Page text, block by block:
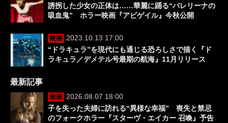
誘拐した少女の正体は……華麗に踊る“バレリーナの
吸血鬼” ホラー映画『アビゲイル』今秋公開
映画
2023.10.13 17:00
“ドラキュラ”を現代にも通じる恐ろしさで描く『ド
ラキュラ／デメテル号最期の航海』11月リリース
最新記事
映画
2026.08.07 18:00
子を失った夫婦に訪れる“異様な幸福” 喪失と禁忌
のフォークホラー『スターヴ・エイカー 召喚』予告